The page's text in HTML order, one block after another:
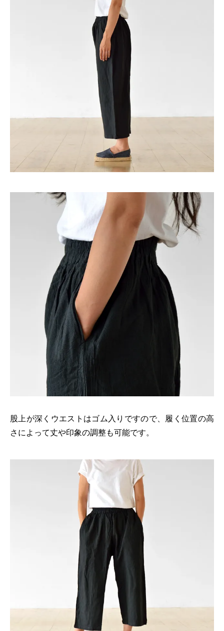
股上が深くウエストはゴム入りですので、履く位置の高
さによって丈や印象の調整も可能です。